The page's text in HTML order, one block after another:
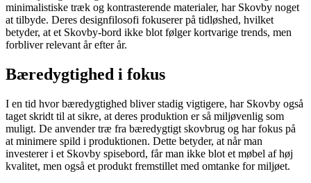
minimalistiske træk og kontrasterende materialer, har Skovby noget
at tilbyde. Deres designfilosofi fokuserer på tidløshed, hvilket
betyder, at et Skovby-bord ikke blot følger kortvarige trends, men
forbliver relevant år efter år.
Bæredygtighed i fokus
I en tid hvor bæredygtighed bliver stadig vigtigere, har Skovby også
taget skridt til at sikre, at deres produktion er så miljøvenlig som
muligt. De anvender træ fra bæredygtigt skovbrug og har fokus på
at minimere spild i produktionen. Dette betyder, at når man
investerer i et Skovby spisebord, får man ikke blot et møbel af høj
kvalitet, men også et produkt fremstillet med omtanke for miljøet.